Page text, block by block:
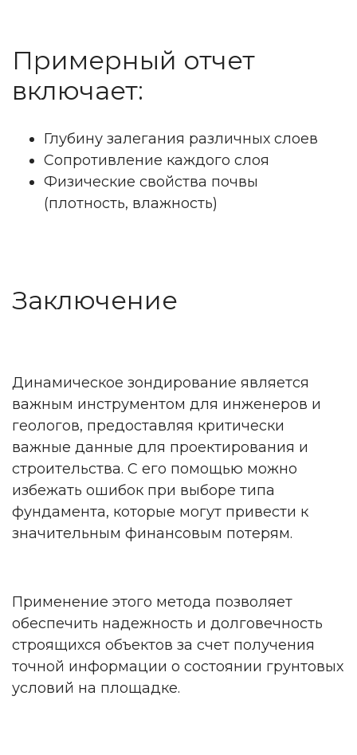
Примерный отчет
включает:
Глубину залегания различных слоев
Сопротивление каждого слоя
Физические свойства почвы
(плотность, влажность)
Заключение
Динамическое зондирование является
важным инструментом для инженеров и
геологов, предоставляя критически
важные данные для проектирования и
строительства. С его помощью можно
избежать ошибок при выборе типа
фундамента, которые могут привести к
значительным финансовым потерям.
Применение этого метода позволяет
обеспечить надежность и долговечность
строящихся объектов за счет получения
точной информации о состоянии грунтовых
условий на площадке.